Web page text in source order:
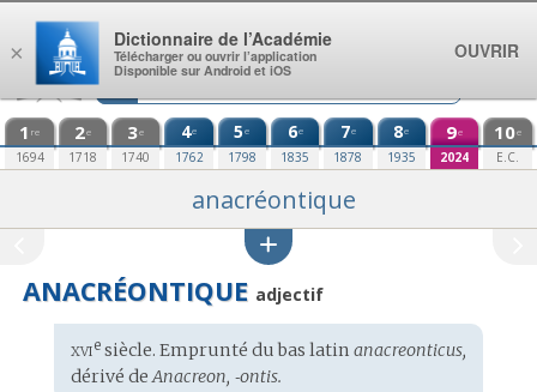
Aller au contenu
1 re
1694
2e
1718
3e
1740
4e
1762
5e
1798
6e
1835
7e
1878
8e
1935
9e
2024
10e
E.C.
anacréontique
ANACRÉONTIQUE adjectif
Étymologie
:
xviesiècle. Emprunté dubas latin anacreonticus,
dérivé deAnacreon, ‑ontis.
×
Dictionnaire de l’Académie
Télécharger ou ouvrir l’application
Disponible sur Android et iOS
OUVRIR